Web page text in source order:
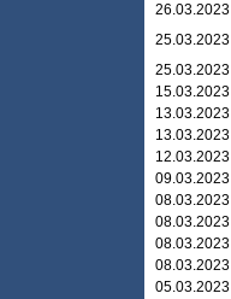
26.03.2023
25.03.2023
25.03.2023
15.03.2023
13.03.2023
13.03.2023
12.03.2023
09.03.2023
08.03.2023
08.03.2023
08.03.2023
08.03.2023
05.03.2023